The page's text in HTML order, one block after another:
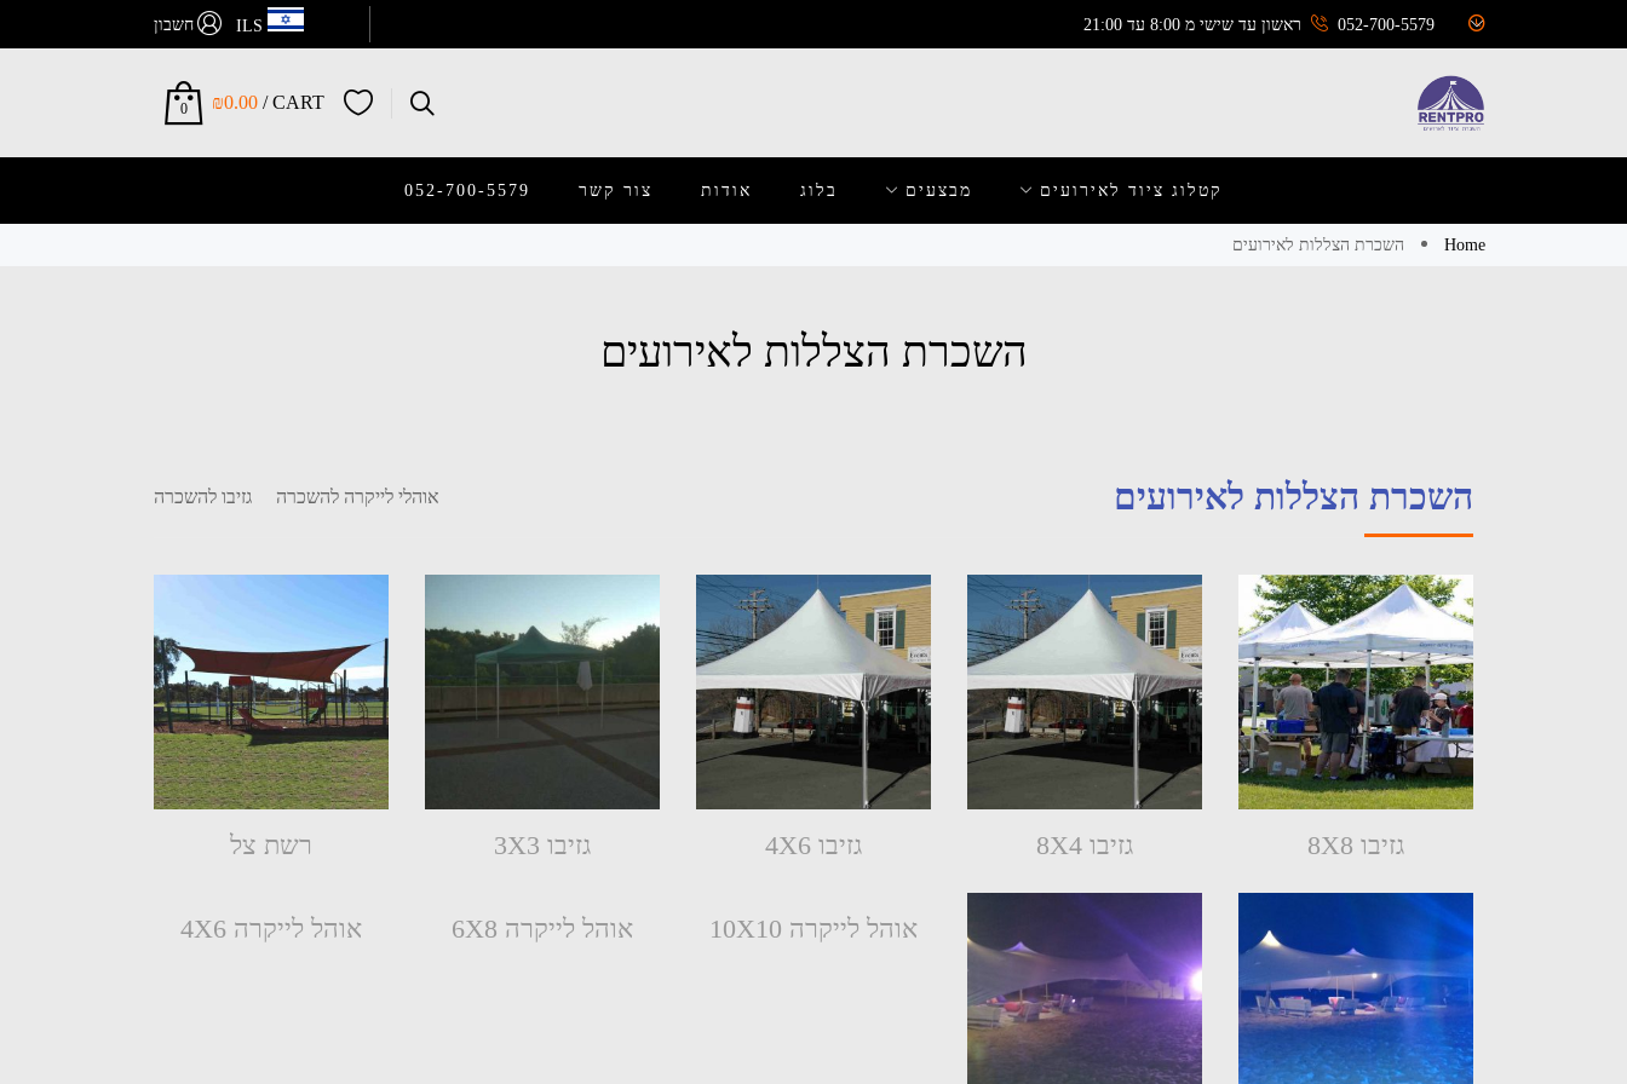
052-700-5579 ראשון עד שישי מ 8:00 עד 21:00 ILS חשבון
0 CART /
₪0.00
קטלוג ציוד לאירועים מבצעים בלוג אודות צור קשר 052-700-5579
Home השכרת הצללות לאירועים
השכרת הצללות לאירועים
השכרת הצללות לאירועים אוהלי לייקרה להשכרה גזיבו להשכרה
גזיבו 8X8 גזיבו 8X4 גזיבו 4X6 גזיבו 3X3 רשת צל
אוהל לייקרה 10X10 אוהל לייקרה 6X8 אוהל לייקרה 4X6